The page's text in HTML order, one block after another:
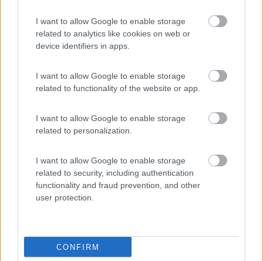
I want to allow Google to enable storage
related to analytics like cookies on web or
device identifiers in apps.
I want to allow Google to enable storage
related to functionality of the website or app.
I want to allow Google to enable storage
related to personalization.
I want to allow Google to enable storage
related to security, including authentication
functionality and fraud prevention, and other
user protection.
CONFIRM
Francia- Pyla sur mer
Pubblicato il 31/08/2012